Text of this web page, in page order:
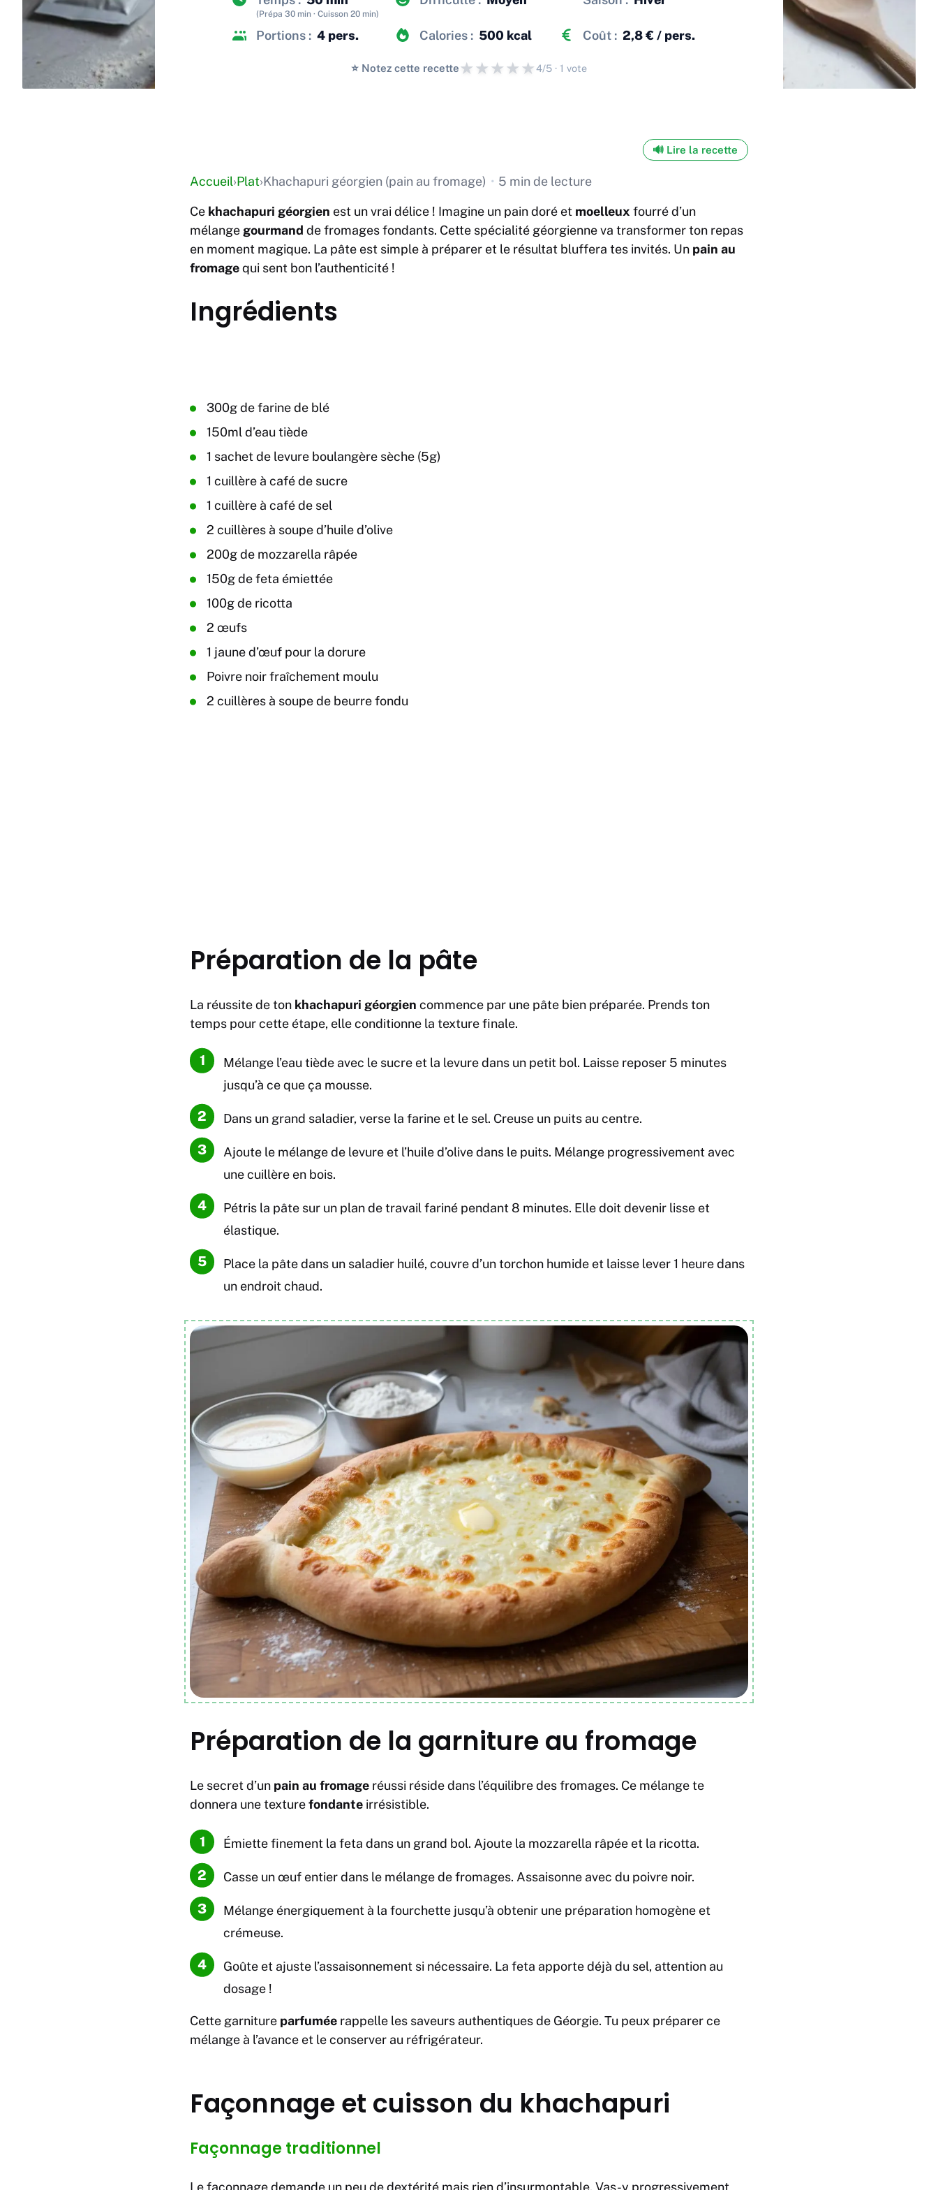
(Prépa 30 min · Cuisson 20 min)
Portions : 4 pers. Calories : 500 kcal Coût : 2,8 € / pers.
⭐️ Notez cette recette★★★★★4/5 · 1 vote
🔊 Lire la recette
Accueil›Plat›Khachapuri géorgien (pain au fromage) • 5 min de lecture
Ce khachapuri géorgien est un vrai délice ! Imagine un pain doré et moelleux fourré d’un
mélange gourmand de fromages fondants. Cette spécialité géorgienne va transformer ton repas
en moment magique. La pâte est simple à préparer et le résultat bluffera tes invités. Un pain au
fromagequi sent bon l’authenticité !
Ingrédients
300g de farine de blé
150ml d’eau tiède
1 sachet de levure boulangère sèche (5g)
1 cuillère à café de sucre
1 cuillère à café de sel
2 cuillères à soupe d’huile d’olive
200g de mozzarella râpée
150g de feta émiettée
100g de ricotta
2 œufs
1 jaune d’œuf pour la dorure
Poivre noir fraîchement moulu
2 cuillères à soupe de beurre fondu
Préparation de la pâte
La réussite de ton khachapuri géorgien commence par une pâte bien préparée. Prends ton
temps pour cette étape, elle conditionne la texture finale.
Mélange l’eau tiède avec le sucre et la levure dans un petit bol. Laisse reposer 5 minutes
jusqu’à ce que ça mousse.
Dans un grand saladier, verse la farine et le sel. Creuse un puits au centre.
Ajoute le mélange de levure et l’huile d’olive dans le puits. Mélange progressivement avec
une cuillère en bois.
Pétris la pâte sur un plan de travail fariné pendant 8 minutes. Elle doit devenir lisse et
élastique.
Place la pâte dans un saladier huilé, couvre d’un torchon humide et laisse lever 1 heure dans
un endroit chaud.
Préparation de la garniture au fromage
Le secret d’un pain au fromage réussi réside dans l’équilibre des fromages. Ce mélange te
donnera une texturefondante irrésistible.
Émiette finement la feta dans un grand bol. Ajoute la mozzarella râpée et la ricotta.
Casse un œuf entier dans le mélange de fromages. Assaisonne avec du poivre noir.
Mélange énergiquement à la fourchette jusqu’à obtenir une préparation homogène et
crémeuse.
Goûte et ajuste l’assaisonnement si nécessaire. La feta apporte déjà du sel, attention au
dosage !
Cette garniture parfumée rappelle les saveurs authentiques de Géorgie. Tu peux préparer ce
mélange à l’avance et le conserver au réfrigérateur.
Façonnage et cuisson du khachapuri
Façonnage traditionnel